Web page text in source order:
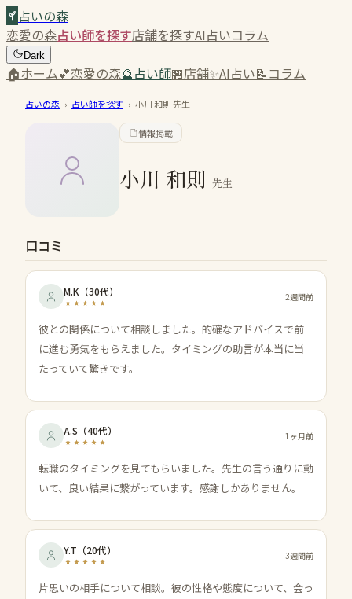
占いの森
恋愛の森占い師を探す店舗を探すAI占いコラム
Dark
🏠ホーム💕恋愛の森🔮占い師🏪店舗✨AI占い📝コラム
占いの森 › 占い師を探す › 小川 和則先生
情報掲載
小川 和則 先生
口コミ
M.K （30代） 2週間前
彼との関係について相談しました。的確なアドバイスで前
に進む勇気をもらえました。タイミングの助言が本当に当
たっていて驚きです。
A.S （40代） 1ヶ月前
転職のタイミングを見てもらいました。先生の言う通りに動
いて、良い結果に繋がっています。感謝しかありません。
Y.T （20代） 3週間前
片思いの相手について相談。彼の性格や態度について、会っ